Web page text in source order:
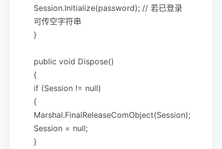
Session.Initialize(password); // 若已登录
可传空字符串
}
public void Dispose()
{
if (Session != null)
{
Marshal.FinalReleaseComObject(Session);
Session = null;
}